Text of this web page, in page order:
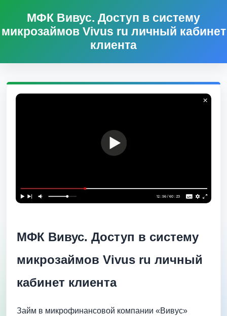
МФК Вивус. Доступ в систему
микрозаймов Vivus ru личный кабинет
клиента
МФК Вивус. Доступ в систему
микрозаймов Vivus ru личный
кабинет клиента
Займ в микрофинансовой компании «Вивус»